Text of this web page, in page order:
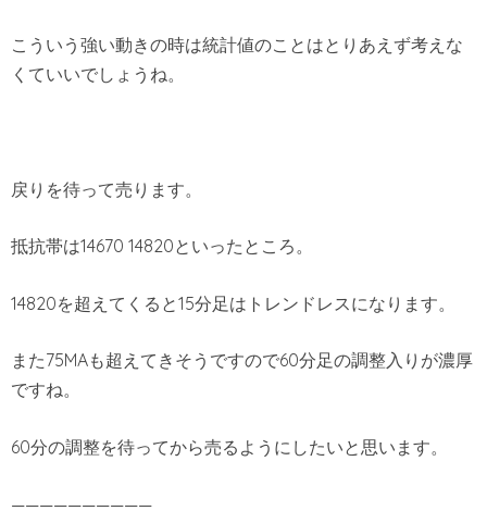
こういう強い動きの時は統計値のことはとりあえず考えな
くていいでしょうね。
戻りを待って売ります。
抵抗帯は14670 14820といったところ。
14820を超えてくると15分足はトレンドレスになります。
また75MAも超えてきそうですので60分足の調整入りが濃厚
ですね。
60分の調整を待ってから売るようにしたいと思います。
——————————